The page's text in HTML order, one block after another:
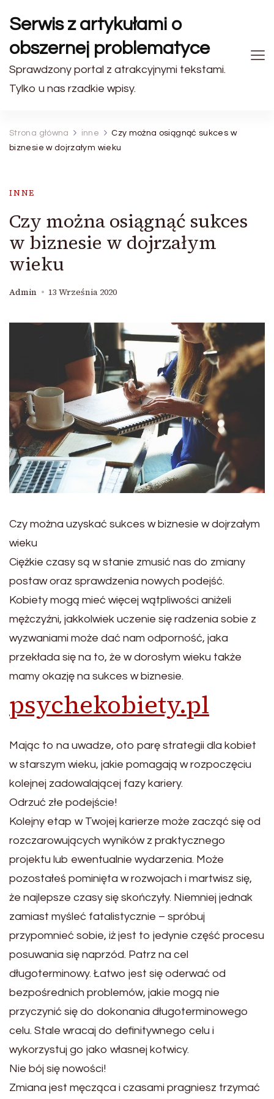
Serwis z artykułami o
obszernej problematyce
Sprawdzony portal z atrakcyjnymi tekstami.
Tylko u nas rzadkie wpisy.
Strona główna inne
Czy można osiągnąć sukces w
biznesie w dojrzałym wieku
INNE
Czy można osiągnąć sukces
w biznesie w dojrzałym
wieku
Admin 13 Września 2020
Czy można uzyskać sukces w biznesie w dojrzałym
wieku
Ciężkie czasy są w stanie zmusić nas do zmiany
postaw oraz sprawdzenia nowych podejść.
Kobiety mogą mieć więcej wątpliwości aniżeli
mężczyźni, jakkolwiek uczenie się radzenia sobie z
wyzwaniami może dać nam odporność, jaka
przekłada się na to, że w dorosłym wieku także
mamy okazję na sukces w biznesie.
psychekobiety.pl
Mając to na uwadze, oto parę strategii dla kobiet
w starszym wieku, jakie pomagają w rozpoczęciu
kolejnej zadowalającej fazy kariery.
Odrzuć złe podejście!
Kolejny etap w Twojej karierze może zacząć się od
rozczarowujących wyników z praktycznego
projektu lub ewentualnie wydarzenia. Może
pozostałeś pominięta w rozwojach i martwisz się,
że najlepsze czasy się skończyły. Niemniej jednak
zamiast myśleć fatalistycznie – spróbuj
przypomnieć sobie, iż jest to jedynie część procesu
posuwania się naprzód. Patrz na cel
długoterminowy. Łatwo jest się oderwać od
bezpośrednich problemów, jakie mogą nie
przyczynić się do dokonania długoterminowego
celu. Stale wracaj do definitywnego celu i
wykorzystuj go jako własnej kotwicy.
Nie bój się nowości!
Zmiana jest męcząca i czasami pragniesz trzymać